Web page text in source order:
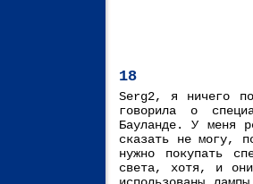
18
Serg2, я ничего
говорила о
Бауланде. У меня
сказать не могу,
нужно покупать
света, хотя, и